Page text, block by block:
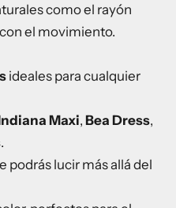
como el rayón
el movimiento.
ideales para cualquier
Maxi, Bea Dress,
.
podrás lucir más allá del